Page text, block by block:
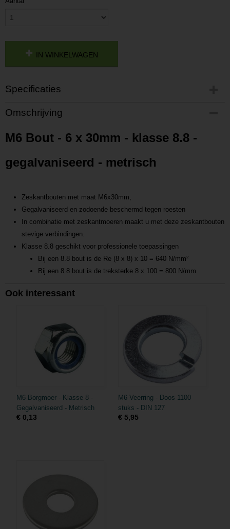
IN WINKELWAGEN
Specificaties
Productcode
201792214274
P201792214274
Omschrijving
M6 Bout - 6 x 30mm - klasse 8.8 -
gegalvaniseerd - metrisch
Zeskantbouten met maat M6x30mm,
Gegalvaniseerd en zodoende beschermd tegen roesten
In combinatie met zeskantmoeren maakt u met deze zeskantbouten
stevige verbindingen.
Klasse 8.8 geschikt voor professionele toepassingen
Bij een 8.8 bout is de Re (8 x 8) x 10 = 640 N/mm²
Bij een 8.8 bout is de treksterke 8 x 100 = 800 N/mm
ouw als voor hobbymatige doeleinden. Alle zeskantige bouten uit dit
assortiment zijn verzinkt en daardoor weerbestendig. De 8 bouten met
biedt GAMMA’s assortiment ook verzinkte moeren met zeskanten die
passen op deze bouten. Zoekt u bouten van rvs? Ook die vindt u in ons
Ook interessant
M6 Borgmoer - Klasse 8 -
Gegalvaniseerd - Metrisch
€ 0,13
M6 Veerring - Doos 1100
stuks - DIN 127
€ 5,95